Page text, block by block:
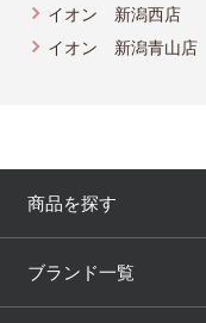
イオン 新潟西店
イオン 新潟青山店
商品を探す
アイテム
ブランド一覧